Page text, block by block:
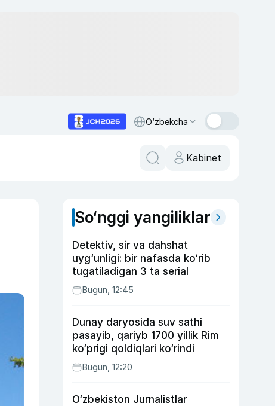
O‘zbekcha
Kabinet
So‘nggi yangiliklar
Detektiv, sir va dahshat
uyg‘unligi: bir nafasda ko‘rib
tugatiladigan 3 ta serial
Bugun, 12:45
Dunay daryosida suv sathi
pasayib, qariyb 1700 yillik Rim
ko‘prigi qoldiqlari ko‘rindi
Bugun, 12:20
O‘zbekiston Jurnalistlar